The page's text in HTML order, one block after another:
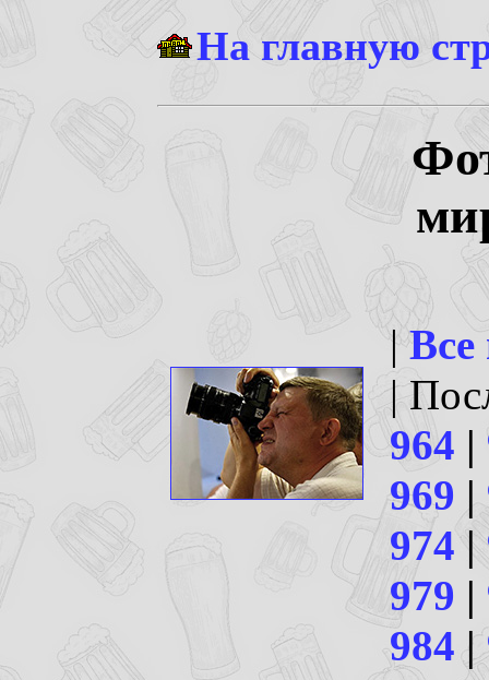
На главную
|
|
964 |
969 |
974|
979 |
984 |